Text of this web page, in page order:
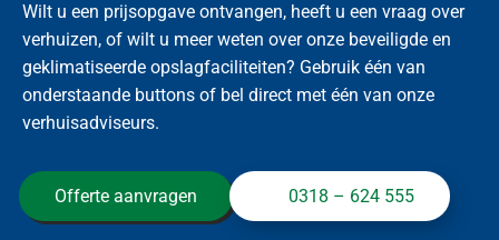
Wilt u een prijsopgave ontvangen, heeft u een vraag over
verhuizen, of wilt u meer weten over onze beveiligde en
geklimatiseerde opslagfaciliteiten? Gebruik één van
onderstaande buttons of bel direct met één van onze
verhuisadviseurs.
Offerte aanvragen 0318 – 624 555